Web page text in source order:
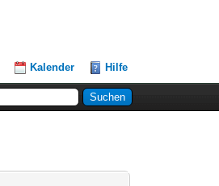
Kalender Hilfe